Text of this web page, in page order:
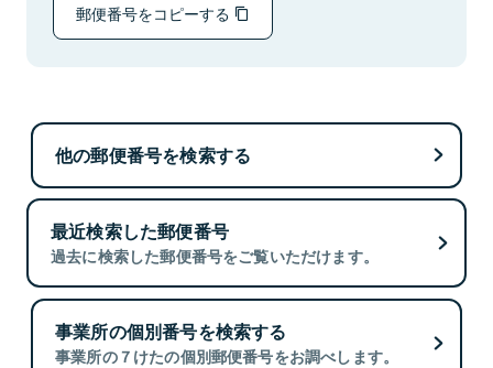
郵便番号をコピーする
他の郵便番号を検索する
最近検索した郵便番号
過去に検索した郵便番号をご覧いただけます。
事業所の個別番号を検索する
事業所の７けたの個別郵便番号をお調べします。